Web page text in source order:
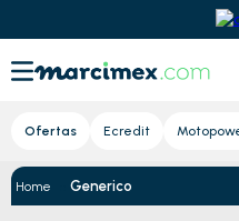
Ofertas Ecredit
Generico